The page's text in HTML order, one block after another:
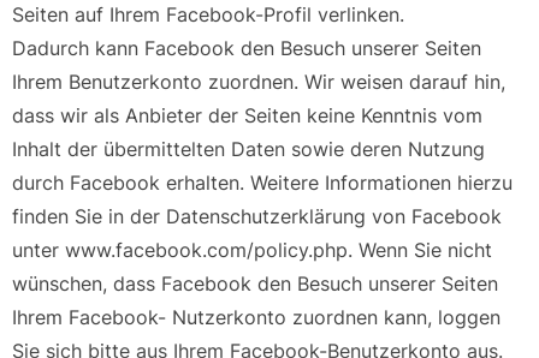
Seiten auf Ihrem Facebook-Profil verlinken.
Dadurch kann Facebook den Besuch unserer Seiten
Ihrem Benutzerkonto zuordnen. Wir weisen darauf hin,
dass wir als Anbieter der Seiten keine Kenntnis vom
Inhalt der übermittelten Daten sowie deren Nutzung
durch Facebook erhalten. Weitere Informationen hierzu
finden Sie in der Datenschutzerklärung von Facebook
unter www.facebook.com/policy.php. Wenn Sie nicht
wünschen, dass Facebook den Besuch unserer Seiten
Ihrem Facebook- Nutzerkonto zuordnen kann, loggen
Sie sich bitte aus Ihrem Facebook-Benutzerkonto aus.